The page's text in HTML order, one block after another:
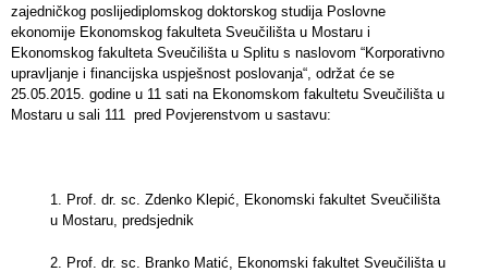
zajedničkog poslijediplomskog doktorskog studija Poslovne
ekonomije Ekonomskog fakulteta Sveučilišta u Mostaru i
Ekonomskog fakulteta Sveučilišta u Splitu s naslovom “Korporativno
upravljanje i financijska uspješnost poslovanja“, održat će se
25.05.2015. godine u 11 sati na Ekonomskom fakultetu Sveučilišta u
Mostaru u sali 111 pred Povjerenstvom u sastavu:
1. Prof. dr. sc. Zdenko Klepić, Ekonomski fakultet Sveučilišta
u Mostaru, predsjednik
2. Prof. dr. sc. Branko Matić, Ekonomski fakultet Sveučilišta u